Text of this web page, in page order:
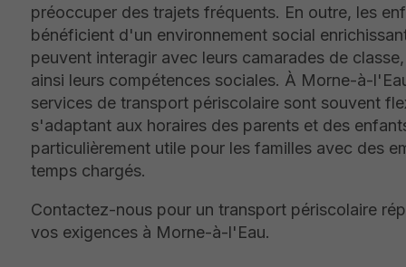
préoccuper des trajets fréquents. En outre, les
bénéficient d'un environnement social
peuvent interagir avec leurs camarades de
ainsi leurs compétences sociales. À Morne-à-
services de transport périscolaire sont souvent
s'adaptant aux horaires des parents et des
particulièrement utile pour les familles avec des
temps chargés.
Contactez-nous pour un transport périscolaire
vos exigences à Morne-à-l'Eau.